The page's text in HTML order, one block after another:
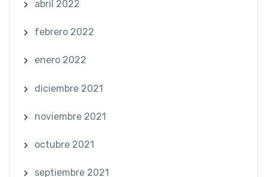
abril 2022
febrero 2022
enero 2022
diciembre 2021
noviembre 2021
octubre 2021
septiembre 2021